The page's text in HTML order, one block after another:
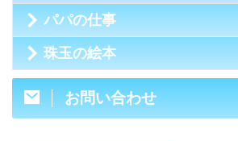
パパの仕事
珠玉の絵本
お問い合わせ